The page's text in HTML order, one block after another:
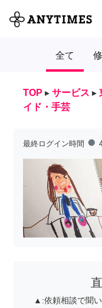
全て
TOP ▸ サービス ▸
イド・手芸
最終ログイン時間 fiber_manual_record
▲:依頼相談で聞